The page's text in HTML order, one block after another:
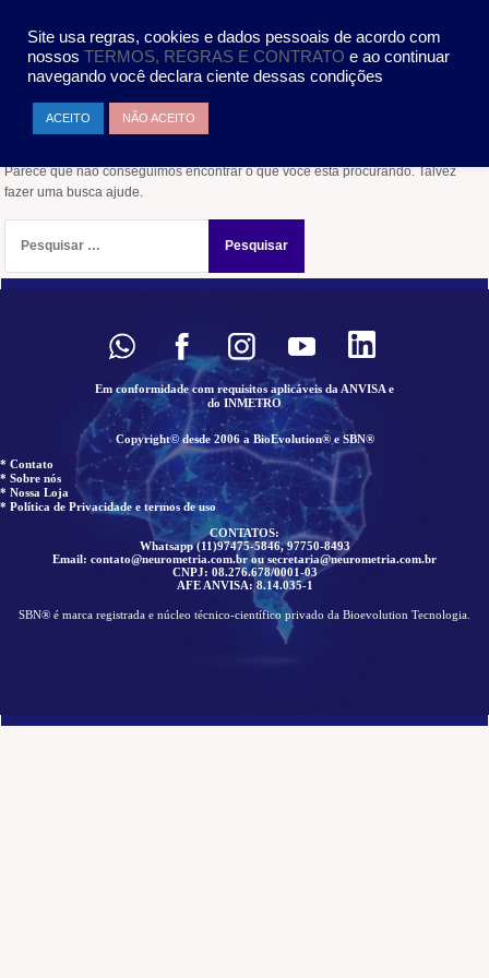
conteúdo
Nada encontrado
Parece que não conseguimos encontrar o que você está procurando. Talvez
fazer uma busca ajude.
por:
Em conformidade com requisitos aplicáveis da ANVISA e
do INMETRO
Copyright© desde 2006 a BioEvolution® e SBN®
* Contato
* Sobre nós
* Nossa Loja
* Política de Privacidade e termos de uso
CONTATOS:
Whatsapp (11)97475-5846, 97750-8493
Email: contato@neurometria.com.br ou secretaria@neurometria.com.br
CNPJ: 08.276.678/0001-03
AFE ANVISA: 8.14.035-1
SBN® é marca registrada e núcleo técnico-científico privado da Bioevolution Tecnologia.
Site usa regras, cookies e dados pessoais de acordo com
nossos TERMOS, REGRAS E CONTRATO e ao continuar
navegando você declara ciente dessas condições
ACEITO NÃO ACEITO